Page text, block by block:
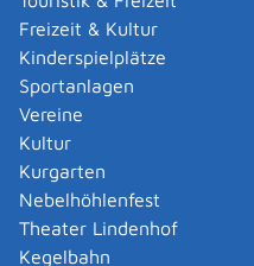
Freizeit & Kultur
Kinderspielplätze
Sportanlagen
Vereine
Kultur
Kurgarten
Nebelhöhlenfest
Theater Lindenhof
Kegelbahn
Altersrente - Rente
Ruhestand beantragen
Altersrente für
beantragen
Altersrente für
beantragen
Amtliche
Andere Strafanzeige
Änderung bezüglich